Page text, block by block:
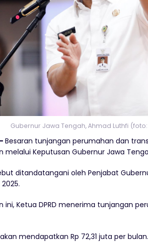
Gubernur Jawa Tengah, Ahmad Luthfi
Besaran tunjangan perumahan dan
Keputusan Gubernur Jawa
ditandatangani oleh Penjabat
ini, Ketua DPRD menerima tunjangan
mendapatkan Rp 72,31 juta per bulan.